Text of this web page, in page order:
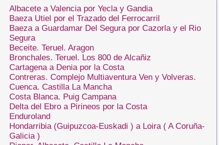
Albacete a Valencia por Yecla y Gandia
Baeza Utiel por el Trazado del Ferrocarril
Baeza a Guardamar Del Segura por Cazorla y el Rio
Segura
Beceite. Teruel. Aragon
Bronchales. Teruel. Los 800 de Alcañiz
Cartagena a Denia por la Costa
Contreras. Complejo Multiaventura Ven y Volveras.
Cuenca. Castilla La Mancha
Costa Blanca. Puig Campana
Delta del Ebro a Pirineos por la Costa
Enduroland
Hondarribia (Guipuzcoa-Euskadi ) a Loira ( A Coruña-
Galicia )